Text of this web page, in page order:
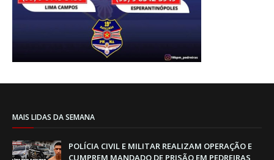
MAIS LIDAS DA SEMANA
POLÍCIA CIVIL E MILITAR REALIZAM OPERAÇÃO E
CUMPREM MANDADO DE PRISÃO EM PEDREIRAS